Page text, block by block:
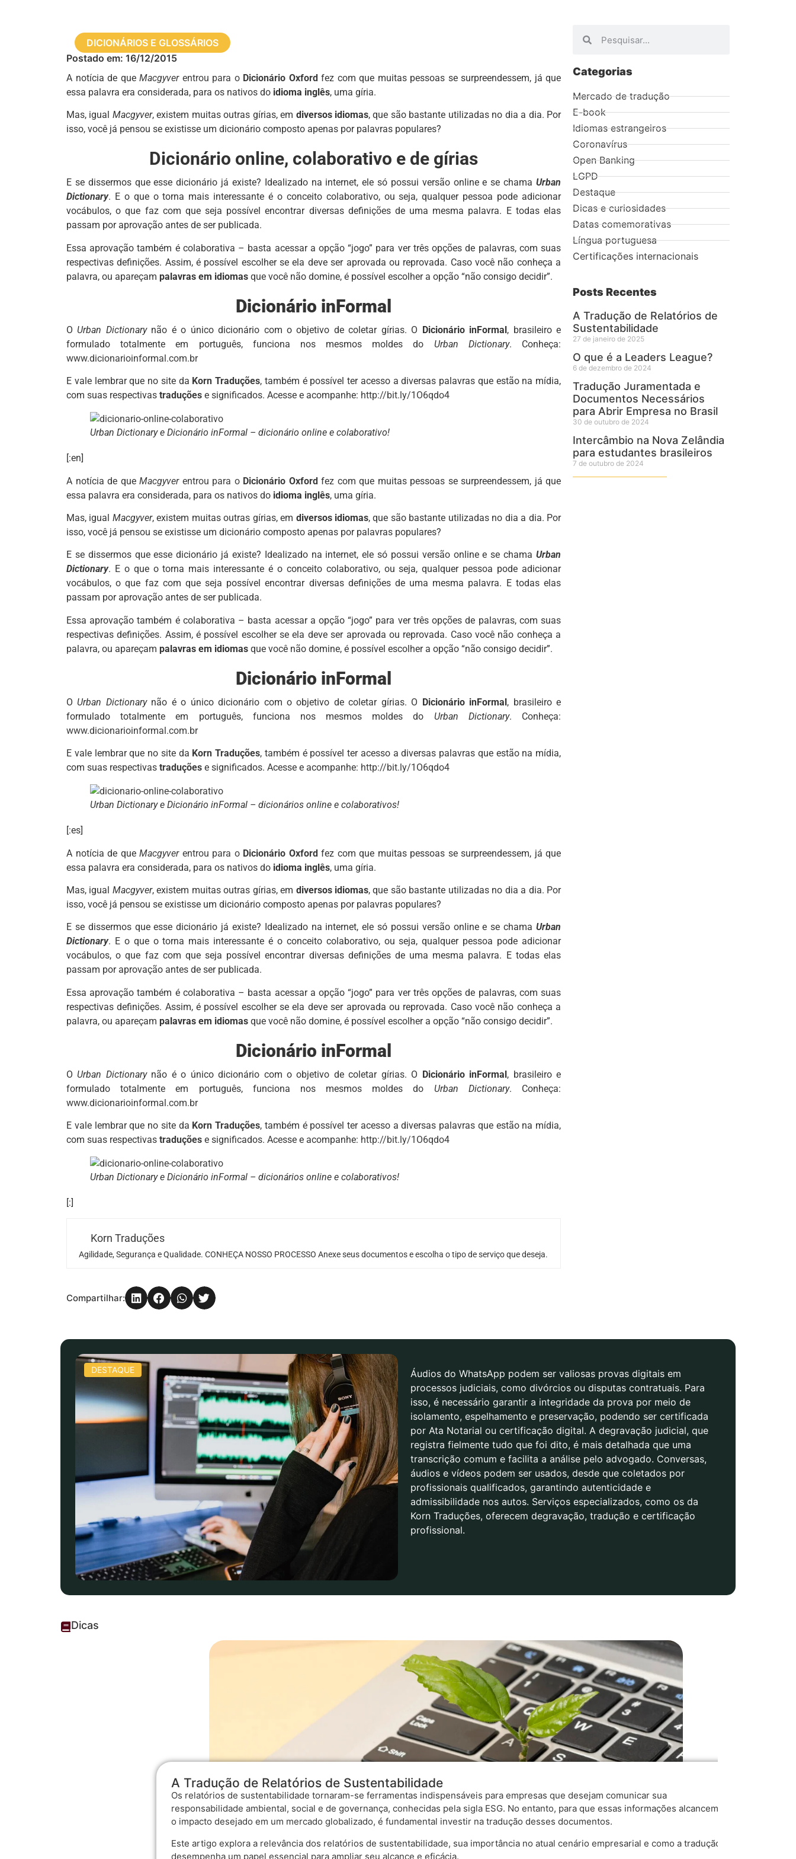
DICIONÁRIOS E GLOSSÁRIOS
Postado em: 16/12/2015
A notícia de que Macgyverentrou para o Dicionário Oxfordfez com que muitas pessoas se surpreendessem, já que
essa palavra era considerada, para os nativos do idioma inglês, uma gíria.
Mas, igual Macgyver, existem muitas outras gírias, em diversos idiomas, que são bastante utilizadas no dia a dia. Por
isso, você já pensou se existisse um dicionário composto apenas por palavras populares?
Dicionário online, colaborativo e de gírias
E se dissermos que esse dicionário já existe? Idealizado na internet, ele só possui versão online e se chama Urban
Dictionary. E o que o torna mais interessante é o conceito colaborativo, ou seja, qualquer pessoa pode adicionar
vocábulos, o que faz com que seja possível encontrar diversas definições de uma mesma palavra. E todas elas
passam por aprovação antes de ser publicada.
Essa aprovação também é colaborativa – basta acessar a opção “jogo” para ver três opções de palavras, com suas
respectivas definições. Assim, é possível escolher se ela deve ser aprovada ou reprovada. Caso você não conheça a
palavra, ou apareçam palavras em idiomas que você não domine, é possível escolher a opção “não consigo decidir”.
Dicionário inFormal
O Urban Dictionarynão é o único dicionário com o objetivo de coletar gírias. O Dicionário inFormal, brasileiro e
formulado totalmente em português, funciona nos mesmos moldes do Urban Dictionary. Conheça:
www.dicionarioinformal.com.br
E vale lembrar que no site da Korn Traduções, também é possível ter acesso a diversas palavras que estão na mídia,
com suas respectivas traduções e significados. Acesse e acompanhe: http://bit.ly/1O6qdo4
Urban Dictionary e Dicionário inFormal – dicionário online e colaborativo!
[:en]
A notícia de que Macgyverentrou para o Dicionário Oxfordfez com que muitas pessoas se surpreendessem, já que
essa palavra era considerada, para os nativos do idioma inglês, uma gíria.
Mas, igual Macgyver, existem muitas outras gírias, em diversos idiomas, que são bastante utilizadas no dia a dia. Por
isso, você já pensou se existisse um dicionário composto apenas por palavras populares?
E se dissermos que esse dicionário já existe? Idealizado na internet, ele só possui versão online e se chama Urban
Dictionary. E o que o torna mais interessante é o conceito colaborativo, ou seja, qualquer pessoa pode adicionar
vocábulos, o que faz com que seja possível encontrar diversas definições de uma mesma palavra. E todas elas
passam por aprovação antes de ser publicada.
Essa aprovação também é colaborativa – basta acessar a opção “jogo” para ver três opções de palavras, com suas
respectivas definições. Assim, é possível escolher se ela deve ser aprovada ou reprovada. Caso você não conheça a
palavra, ou apareçam palavras em idiomas que você não domine, é possível escolher a opção “não consigo decidir”.
Dicionário inFormal
O Urban Dictionarynão é o único dicionário com o objetivo de coletar gírias. O Dicionário inFormal, brasileiro e
formulado totalmente em português, funciona nos mesmos moldes do Urban Dictionary. Conheça:
www.dicionarioinformal.com.br
E vale lembrar que no site da Korn Traduções, também é possível ter acesso a diversas palavras que estão na mídia,
com suas respectivas traduções e significados. Acesse e acompanhe: http://bit.ly/1O6qdo4
Urban Dictionary e Dicionário inFormal – dicionários online e colaborativos!
[:es]
A notícia de que Macgyverentrou para o Dicionário Oxfordfez com que muitas pessoas se surpreendessem, já que
essa palavra era considerada, para os nativos do idioma inglês, uma gíria.
Mas, igual Macgyver, existem muitas outras gírias, em diversos idiomas, que são bastante utilizadas no dia a dia. Por
isso, você já pensou se existisse um dicionário composto apenas por palavras populares?
E se dissermos que esse dicionário já existe? Idealizado na internet, ele só possui versão online e se chama Urban
Dictionary. E o que o torna mais interessante é o conceito colaborativo, ou seja, qualquer pessoa pode adicionar
vocábulos, o que faz com que seja possível encontrar diversas definições de uma mesma palavra. E todas elas
passam por aprovação antes de ser publicada.
Essa aprovação também é colaborativa – basta acessar a opção “jogo” para ver três opções de palavras, com suas
respectivas definições. Assim, é possível escolher se ela deve ser aprovada ou reprovada. Caso você não conheça a
palavra, ou apareçam palavras em idiomas que você não domine, é possível escolher a opção “não consigo decidir”.
Dicionário inFormal
O Urban Dictionarynão é o único dicionário com o objetivo de coletar gírias. O Dicionário inFormal, brasileiro e
formulado totalmente em português, funciona nos mesmos moldes do Urban Dictionary. Conheça:
www.dicionarioinformal.com.br
E vale lembrar que no site da Korn Traduções, também é possível ter acesso a diversas palavras que estão na mídia,
com suas respectivas traduções e significados. Acesse e acompanhe: http://bit.ly/1O6qdo4
Urban Dictionary e Dicionário inFormal – dicionários online e colaborativos!
[:]
Korn Traduções
Agilidade, Segurança e Qualidade. CONHEÇA NOSSO PROCESSO Anexe seus documentos e escolha o tipo de serviço que deseja.
Categorias
Mercado de tradução
E-book
Idiomas estrangeiros
Coronavírus
Open Banking
LGPD
Destaque
Dicas e curiosidades
Datas comemorativas
Língua portuguesa
Certificações internacionais
Posts Recentes
A Tradução de Relatórios de
Sustentabilidade
27 de janeiro de 2025
O que é a Leaders League?
6 de dezembro de 2024
Tradução Juramentada e
Documentos Necessários
para Abrir Empresa no Brasil
30 de outubro de 2024
Intercâmbio na Nova Zelândia
para estudantes brasileiros
7 de outubro de 2024
Compartilhar:
DESTAQUE
Áudios do WhatsApp podem ser valiosas provas digitais em
processos judiciais, como divórcios ou disputas contratuais. Para
isso, é necessário garantir a integridade da prova por meio de
isolamento, espelhamento e preservação, podendo ser certificada
por Ata Notarial ou certificação digital. A degravação judicial, que
registra fielmente tudo que foi dito, é mais detalhada que uma
transcrição comum e facilita a análise pelo advogado. Conversas,
áudios e vídeos podem ser usados, desde que coletados por
profissionais qualificados, garantindo autenticidade e
admissibilidade nos autos. Serviços especializados, como os da
Korn Traduções, oferecem degravação, tradução e certificação
profissional.
Dicas
A Tradução de Relatórios de Sustentabilidade
Os relatórios de sustentabilidade tornaram-se ferramentas indispensáveis para empresas que desejam comunicar sua
responsabilidade ambiental, social e de governança, conhecidas pela sigla ESG. No entanto, para que essas informações alcancem
o impacto desejado em um mercado globalizado, é fundamental investir na tradução desses documentos.
Este artigo explora a relevância dos relatórios de sustentabilidade, sua importância no atual cenário empresarial e como a tradução
desempenha um papel essencial para ampliar seu alcance e eficácia.